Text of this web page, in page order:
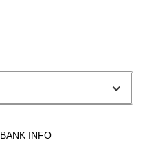
BANK INFO